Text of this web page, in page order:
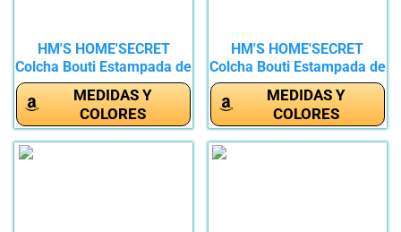
HM'S HOME'SECRET
Colcha Bouti Estampada de
100%...
MEDIDAS Y
COLORES
HM'S HOME'SECRET
Colcha Bouti Estampada de
100%...
MEDIDAS Y
COLORES